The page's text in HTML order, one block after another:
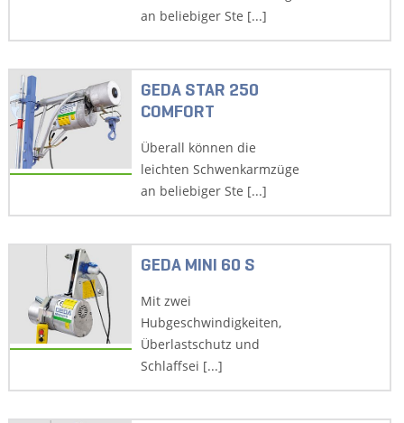
an beliebiger Ste [...]
GEDA STAR 250
COMFORT
Überall können die
leichten Schwenkarmzüge
an beliebiger Ste [...]
GEDA MINI 60 S
Mit zwei
Hubgeschwindigkeiten,
Überlastschutz und
Schlaffsei [...]